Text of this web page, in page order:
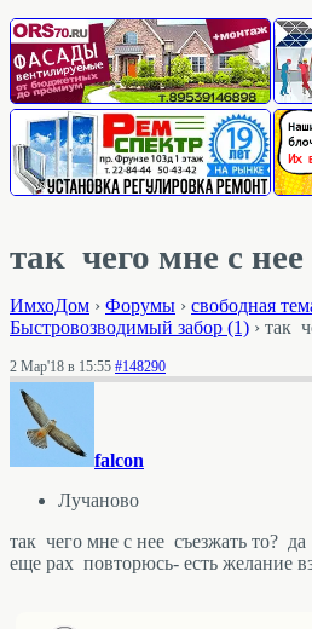
так чего мне с
ИмхоДом › Форумы › свободная
Быстровозводимый забор (1) › так
2 Мар'18 в 15:55 #148290
falcon
Лучаново
так чего мне с нее съезжать то?
еще рах повторюсь- есть желание